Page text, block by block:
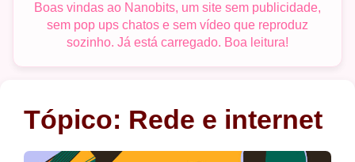
Boas vindas ao Nanobits, um site sem publicidade,
sem pop ups chatos e sem vídeo que reproduz
sozinho. Já está carregado. Boa leitura!
Tópico: Rede e internet